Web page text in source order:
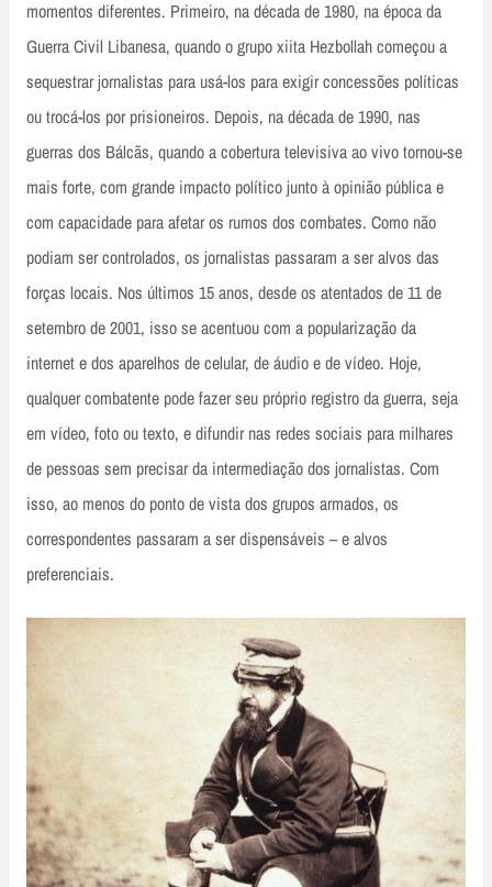
momentos diferentes. Primeiro, na década de 1980, na época da
Guerra Civil Libanesa, quando o grupo xiita Hezbollah começou a
sequestrar jornalistas para usá-los para exigir concessões políticas
ou trocá-los por prisioneiros. Depois, na década de 1990, nas
guerras dos Bálcãs, quando a cobertura televisiva ao vivo tornou-se
mais forte, com grande impacto político junto à opinião pública e
com capacidade para afetar os rumos dos combates. Como não
podiam ser controlados, os jornalistas passaram a ser alvos das
forças locais. Nos últimos 15 anos, desde os atentados de 11 de
setembro de 2001, isso se acentuou com a popularização da
internet e dos aparelhos de celular, de áudio e de vídeo. Hoje,
qualquer combatente pode fazer seu próprio registro da guerra, seja
em vídeo, foto ou texto, e difundir nas redes sociais para milhares
de pessoas sem precisar da intermediação dos jornalistas. Com
isso, ao menos do ponto de vista dos grupos armados, os
correspondentes passaram a ser dispensáveis – e alvos
preferenciais.